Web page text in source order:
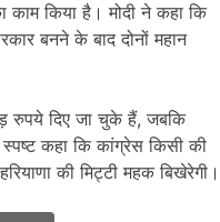
किया है। मोदी ने कहा कि
बनने के बाद दोनों महान
रुपये दिए जा चुके हैं, जबकि
कहा कि कांग्रेस किसी की
की मिट्टी महक बिखेरेगी।